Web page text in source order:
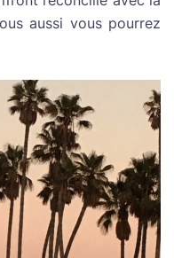
aussi vous pourrez